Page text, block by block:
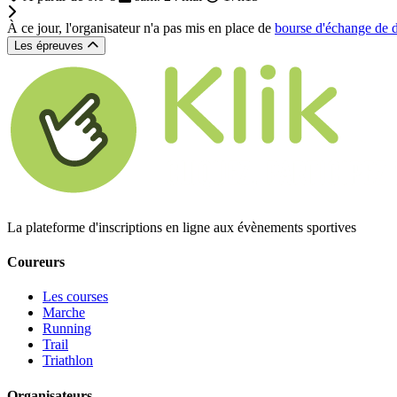
À ce jour, l'organisateur n'a pas mis en place de bourse d'échange de
Les épreuves
La plateforme d'inscriptions en ligne aux évènements sportives
Coureurs
Les courses
Marche
Running
Trail
Triathlon